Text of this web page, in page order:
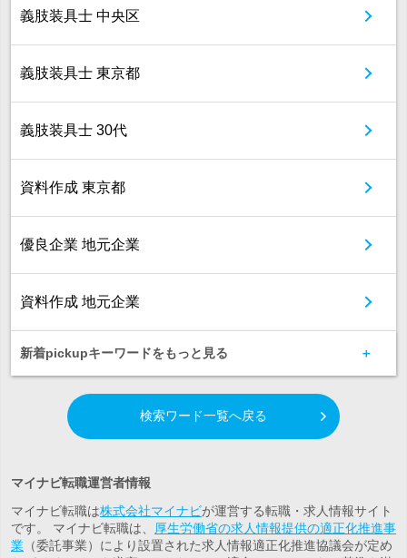
義肢装具士 中央区
義肢装具士 東京都
義肢装具士 30代
資料作成 東京都
優良企業 地元企業
資料作成 地元企業
新着pickupキーワードをもっと見る
検索ワード一覧へ戻る
マイナビ転職運営者情報
マイナビ転職は株式会社マイナビが運営する転職・求人情報サイト
です。 マイナビ転職は、
厚生労働省の求人情報提供の適正化推進事
業 （委託事業）により設置された求人情報適正化推進協議会が定め